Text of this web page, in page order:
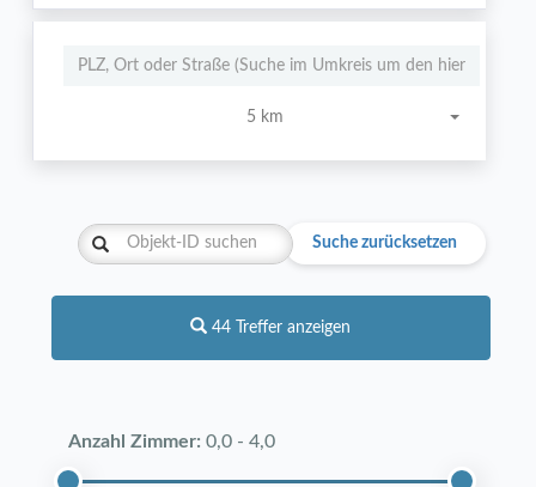
5 km
44 Treffer anzeigen
Suche zurücksetzen
Anzahl Zimmer: 0,0 - 4,0